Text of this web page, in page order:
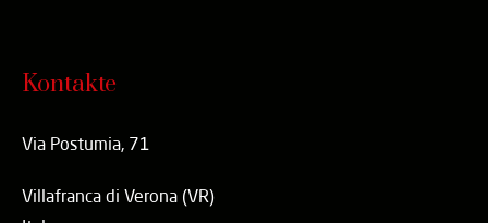
Kontakte
Via Postumia, 71
Villafranca di Verona (VR)